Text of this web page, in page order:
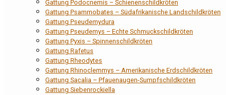
Gattung Podocnemis – Schienenschildkröten
Gattung Psammobates – Südafrikanische Landschildkröten
Gattung Pseudemydura
Gattung Pseudemys – Echte Schmuckschildkröten
Gattung Pyxis – Spinnenschildkröten
Gattung Rafetus
Gattung Rheodytes
Gattung Rhinoclemmys – Amerikanische Erdschildkröten
Gattung Sacalia – Pfauenaugen-Sumpfschildkröten
Gattung Siebenrockiella